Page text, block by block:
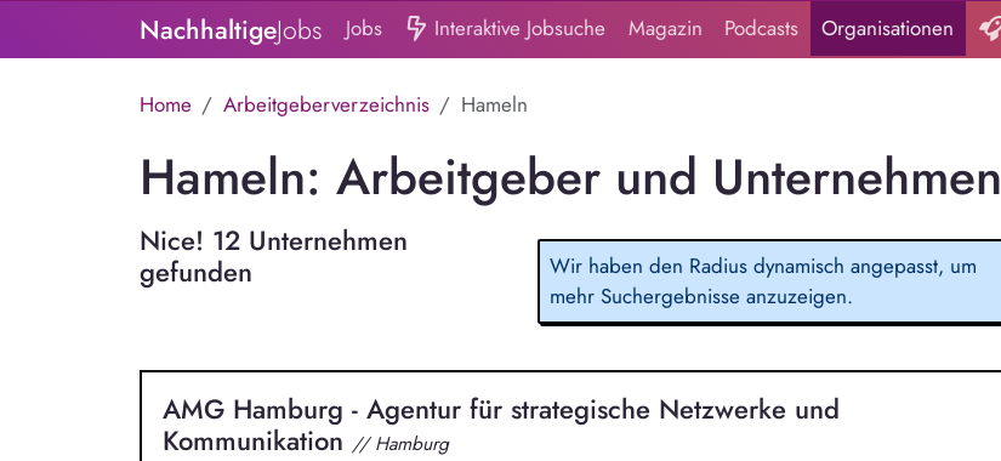
NachhaltigeJobs Jobs Interaktive Jobsuche Magazin Podcasts Organisationen
Home Arbeitgeberverzeichnis Hameln
Hameln: Arbeitgeber und Unternehmen
Nice! 12 Unternehmen
gefunden
Wir haben den Radius dynamisch angepasst, um
mehr Suchergebnisse anzuzeigen.
AMG Hamburg - Agentur für strategische Netzwerke und
Kommunikation // Hamburg